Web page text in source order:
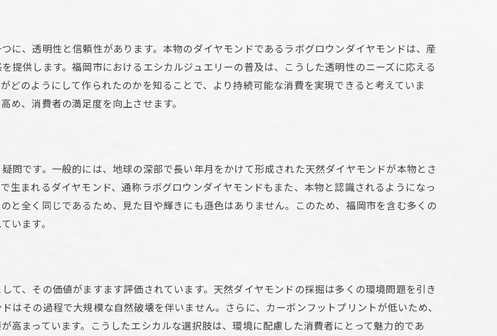
モンドの価値観の再定義
ルで持続可能な選択肢としての評価
が求める情報開示
に注意すべき点
きる福岡市のジュエリー店紹介
者に支持される理由
ダイヤモンドとの比較
の市場動向とトレンド
に、透明性と信頼性があります。本物のダイヤモンドであるラボグロウンダイヤモンドは、産
提供します。福岡市におけるエシカルジュエリーの普及は、こうした透明性のニーズに応える
どのようにして作られたのかを知ることで、より持続可能な消費を実現できると考えていま
め、消費者の満足度を向上させます。
問です。一般的には、地球の深部で長い年月をかけて形成された天然ダイヤモンドが本物とさ
生まれるダイヤモンド、通称ラボグロウンダイヤモンドもまた、本物と認識されるようになっ
と全く同じであるため、見た目や輝きにも遜色はありません。このため、福岡市を含む多くの
います。
て、その価値がますます評価されています。天然ダイヤモンドの採掘は多くの環境問題を引き
はその過程で大規模な自然破壊を伴いません。さらに、カーボンフットプリントが低いため、
高まっています。こうしたエシカルな選択肢は、環境に配慮した消費者にとって魅力的であ